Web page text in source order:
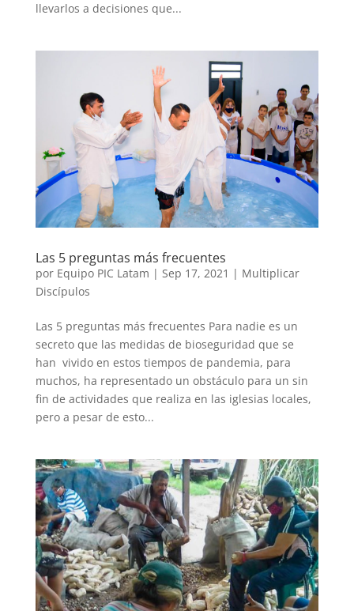
llevarlos a decisiones que...
Las 5 preguntas más frecuentes
por Equipo PIC Latam | Sep 17, 2021 | Multiplicar
Discípulos
Las 5 preguntas más frecuentes Para nadie es un
secreto que las medidas de bioseguridad que se
han vivido en estos tiempos de pandemia, para
muchos, ha representado un obstáculo para un sin
fin de actividades que realiza en las iglesias locales,
pero a pesar de esto...